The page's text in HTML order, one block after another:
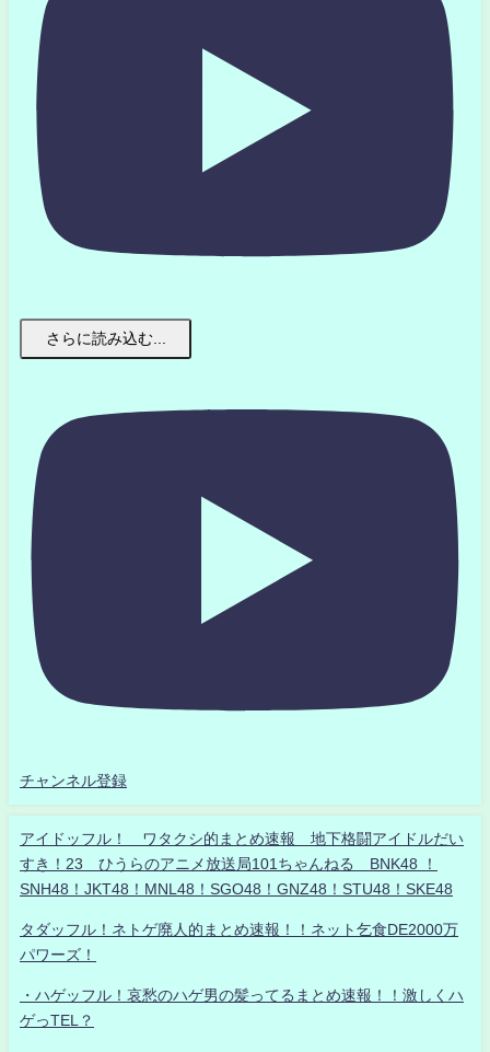
さらに読み込む...
チャンネル登録
アイドッフル！ ワタクシ的まとめ速報 地下格闘アイドルだい
すき！23 ひうらのアニメ放送局101ちゃんねる BNK48 ！
SNH48！JKT48！MNL48！SGO48！GNZ48！STU48！SKE48
タダッフル！ネトゲ廃人的まとめ速報！！ネット乞食DE2000万
パワーズ！
・ハゲッフル！哀愁のハゲ男の髪ってるまとめ速報！！激しくハ
ゲっTEL？